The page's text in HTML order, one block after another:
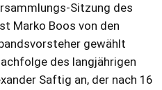
Sitzung des
Marko Boos von den
gewählt
des langjährigen
Saftig an, der nach 16